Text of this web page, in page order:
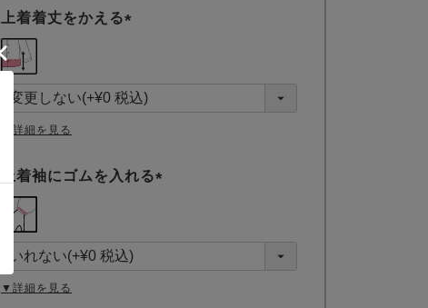
上着着丈をかえる
須
)
▼詳細を見る
上着袖にゴムを入れる
須
)
▼詳細を見る